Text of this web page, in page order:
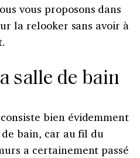
vous proposons dans
la relooker sans avoir à
salle de bain
bien évidemment
bain, car au fil du
a certainement passé